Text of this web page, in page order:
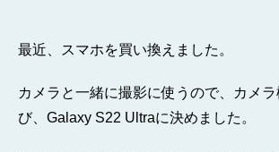
最近、スマホを買い換えました。
カメラと一緒に撮影に使うので、カメ
び、Galaxy S22 Ultraに決めました。